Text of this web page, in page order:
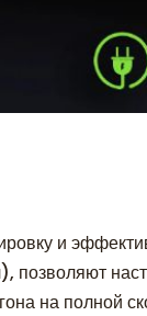
и
на полной